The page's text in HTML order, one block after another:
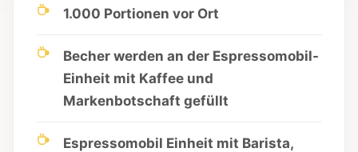
1.000 Portionen vor Ort
Becher werden an der Espressomobil-
Einheit mit Kaffee und
Markenbotschaft gefüllt
Espressomobil Einheit mit Barista,